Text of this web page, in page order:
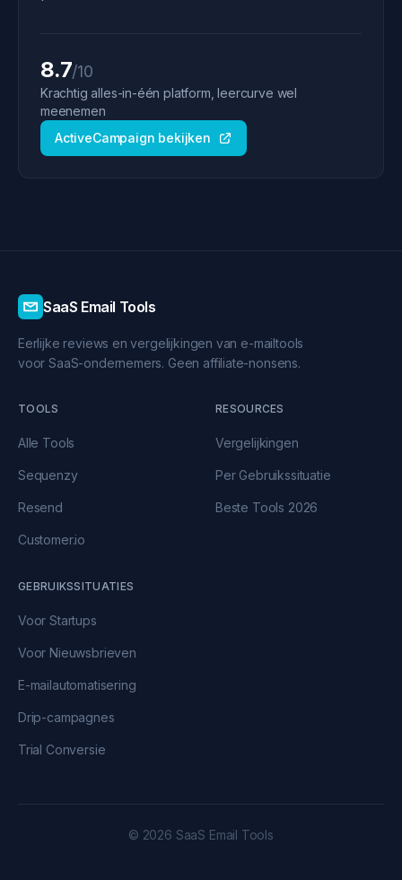
8.7/10
Krachtig alles-in-één platform, leercurve wel
meenemen
ActiveCampaign bekijken
SaaS Email Tools
Eerlijke reviews en vergelijkingen van e-mailtools
voor SaaS-ondernemers. Geen affiliate-nonsens.
TOOLS
Alle Tools
Sequenzy
Resend
Customer.io
RESOURCES
Vergelijkingen
Per Gebruikssituatie
Beste Tools 2026
GEBRUIKSSITUATIES
Voor Startups
Voor Nieuwsbrieven
E-mailautomatisering
Drip-campagnes
Trial Conversie
© 2026 SaaS Email Tools